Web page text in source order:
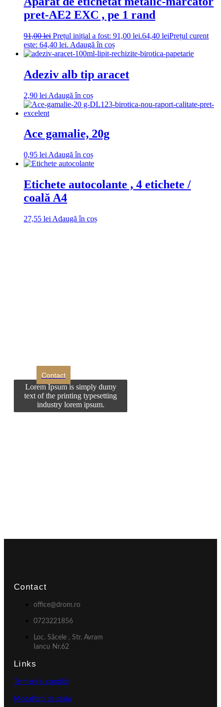
pret-AE2 EXC , pe 1 rand
91,00lei Prețul inițial a fost: 91,00 lei.64,40 leiPrețul curent
este: 64,40 lei. Adaugă în coș
Adeziv alb tip aracet
2,90 lei Adaugă în coș
Ace gamalie, 20g
0,95 lei Adaugă în coș
Etichete autocolante , 4 etichete /
coală A4
27,55 lei Adaugă în coș
Contact
Lorem Ipsum is simply dumy
text of the printing typesetting
industry lorem ipsum.
Contact
office@drom.ro
0723221856
Loc. Săcele , Str. Avram
Iancu Nr.62
Links
Termeni si conditii
Modalitati de plata